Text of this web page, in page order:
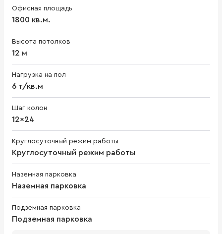
Офисная площадь
1800 кв.м.
Высота потолков
12 м
Нагрузка на пол
6 т/кв.м
Шаг колон
12x24
Круглосуточный режим работы
Круглосуточный режим работы
Наземная парковка
Наземная парковка
Подземная парковка
Подземная парковка